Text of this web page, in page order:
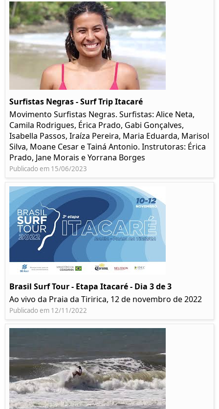
Surfistas Negras - Surf Trip Itacaré
Movimento Surfistas Negras. Surfistas: Alice Neta,
Camila Rodrigues, Érica Prado, Gabi Gonçalves,
Isabella Passos, Iraíza Pereira, Maria Eduarda, Marisol
Silva, Moane Cesar e Tainá Antonio. Instrutoras: Érica
Prado, Jane Morais e Yorrana Borges
Publicado em 15/06/2023
Brasil Surf Tour - Etapa Itacaré - Dia 3 de 3
Ao vivo da Praia da Tiririca, 12 de novembro de 2022
Publicado em 12/11/2022